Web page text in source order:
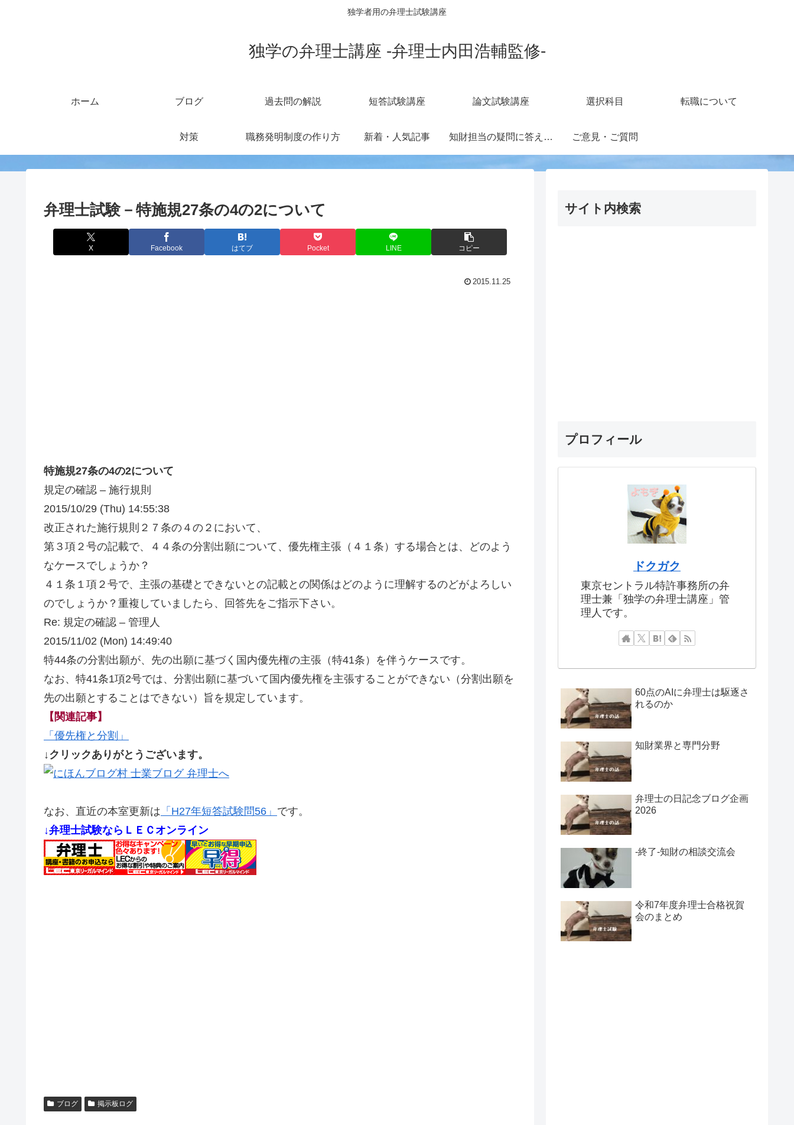
独学者用の弁理士試験講座
独学の弁理士講座 -弁理士内田浩輔監修-
ホーム ブログ 過去問の解説 短答試験講座 論文試験講座 選択科目 転職について
対策 職務発明制度の作り方 新着・人気記事 知財担当の疑問に答えるフォーラム ご意見・ご質問
弁理士試験－特施規27条の4の2について
X Facebook はてブ Pocket LINE コピー
2015.11.25
特施規27条の4の2について
規定の確認 – 施行規則
2015/10/29 (Thu) 14:55:38
改正された施行規則２７条の４の２において、
第３項２号の記載で、４４条の分割出願について、優先権主張（４１条）する場合とは、どのよう
なケースでしょうか？
４１条１項２号で、主張の基礎とできないとの記載との関係はどのように理解するのどがよろしい
のでしょうか？重複していましたら、回答先をご指示下さい。
Re: 規定の確認 – 管理人
2015/11/02 (Mon) 14:49:40
特44条の分割出願が、先の出願に基づく国内優先権の主張（特41条）を伴うケースです。
なお、特41条1項2号では、分割出願に基づいて国内優先権を主張することができない（分割出願を
先の出願とすることはできない）旨を規定しています。
【関連記事】
「優先権と分割」
↓クリックありがとうございます。
なお、直近の本室更新は 「H27年短答試験問56」 です。
↓弁理士試験ならＬＥＣオンライン
ブログ 掲示板ログ
サイト内検索
プロフィール
ドクガク
東京セントラル特許事務所の弁
理士兼「独学の弁理士講座」管
理人です。
60点のAIに弁理士は駆逐さ
れるのか
知財業界と専門分野
弁理士の日記念ブログ企画
2026
-終了-知財の相談交流会
令和7年度弁理士合格祝賀
会のまとめ